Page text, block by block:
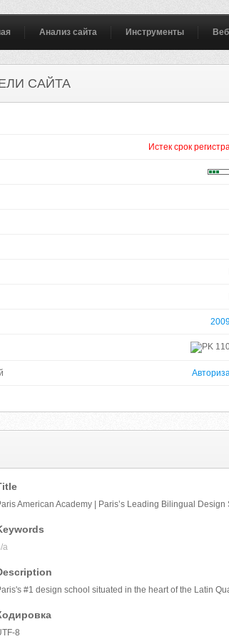
Анализ сайта Инструменты
САЙТА
Истек срок
American Academy | Paris’s Leading Bilingual Design
a
#1 design school situated in the heart of the Latin
8